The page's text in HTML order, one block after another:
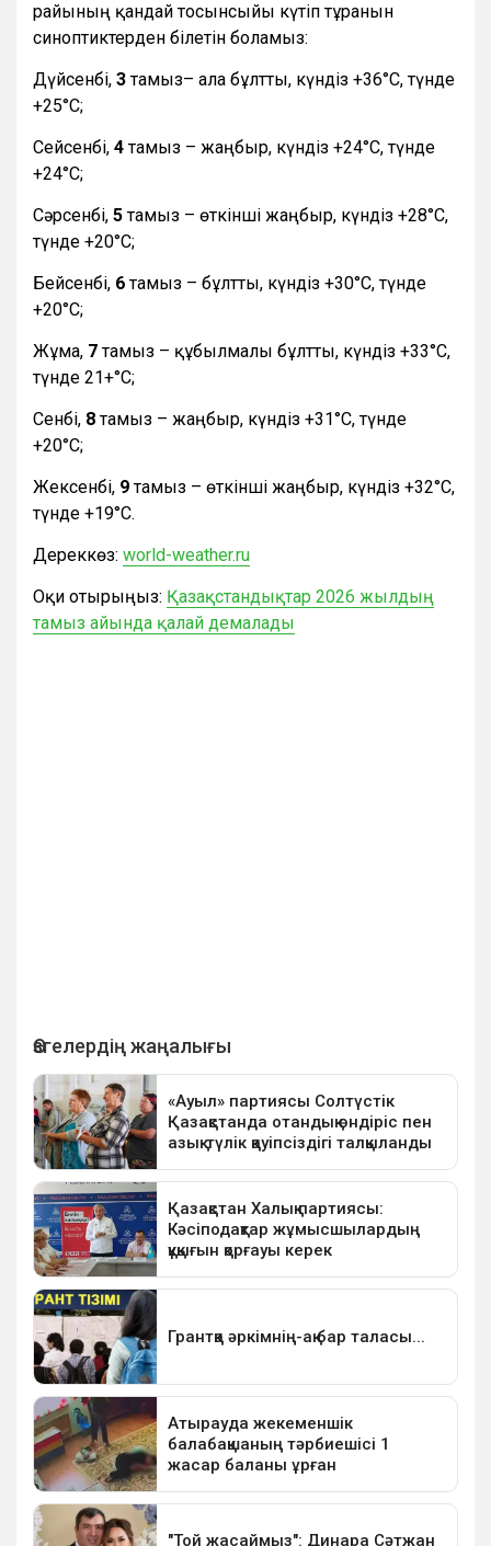
райының қандай тосынсыйы күтіп тұрғанын
синоптиктерден білетін боламыз:
Дүйсенбі, 3тамыз– ала бұлтты, күндіз +36°С, түнде
+25°С;
Сейсенбі, 4тамыз – жаңбыр, күндіз +24°С, түнде
+24°С;
Сәрсенбі, 5тамыз – өткінші жаңбыр, күндіз +28°С,
түнде +20°С;
Бейсенбі, 6тамыз – бұлтты, күндіз +30°С, түнде
+20°С;
Жұма, 7тамыз – құбылмалы бұлтты, күндіз +33°С,
түнде 21+°С;
Сенбі, 8тамыз – жаңбыр, күндіз +31°С, түнде
+20°С;
Жексенбі, 9тамыз – өткінші жаңбыр, күндіз +32°С,
түнде +19°С.
Дереккөз: world-weather.ru
Оқи отырыңыз: Қазақстандықтар 2026 жылдың
тамыз айында қалай демалады